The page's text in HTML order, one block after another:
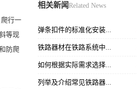
行一
等现
防爬
相关新闻Related News
弹条扣件的标准化安装...
铁路器材在铁路系统中...
如何根据实际需求选择...
列举及介绍常见铁路器...